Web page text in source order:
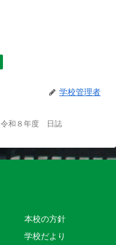
学校管理者
令和８年度 日誌
本校の方針
学校だより